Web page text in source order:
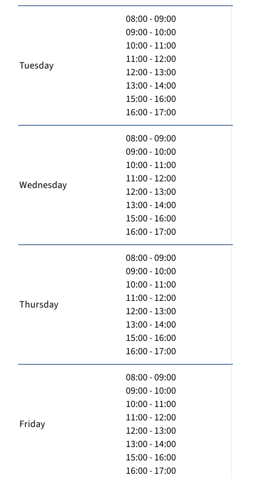
Tuesday
08:00 - 09:00
09:00 - 10:00
10:00 - 11:00
11:00 - 12:00
12:00 - 13:00
13:00 - 14:00
15:00 - 16:00
16:00 - 17:00
Wednesday
08:00 - 09:00
09:00 - 10:00
10:00 - 11:00
11:00 - 12:00
12:00 - 13:00
13:00 - 14:00
15:00 - 16:00
16:00 - 17:00
Thursday
08:00 - 09:00
09:00 - 10:00
10:00 - 11:00
11:00 - 12:00
12:00 - 13:00
13:00 - 14:00
15:00 - 16:00
16:00 - 17:00
Friday
08:00 - 09:00
09:00 - 10:00
10:00 - 11:00
11:00 - 12:00
12:00 - 13:00
13:00 - 14:00
15:00 - 16:00
16:00 - 17:00